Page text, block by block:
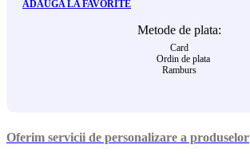
ADAUGA LA FAVORITE
Metode de plata:
Card
Ordin de plata
Ramburs
Oferim servicii de personalizare a produselor